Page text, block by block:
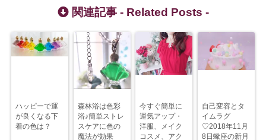
関連記事 - Related Posts -
ハッピーで運
が良くなる下
着の色は？
森林浴は色彩
浴♪簡単ストレ
スケアに色の
魔法が効果
今すぐ簡単に
運気アップ・
洋服、メイク
コスメ、アク
自己変容とタ
イムラグ
♡2018年11月
8日蠍座の新月